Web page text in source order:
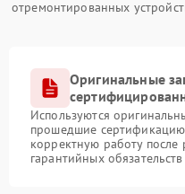
отремонтированных
Оригинальные
Используются
прошедшие сертификацию
корректную работу
гарантийных обязательств